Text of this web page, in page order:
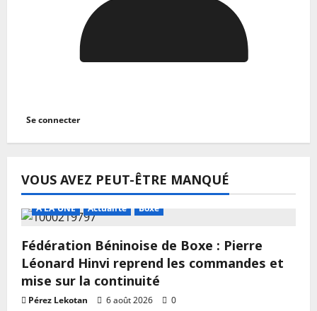
Se connecter
VOUS AVEZ PEUT-ÊTRE MANQUÉ
A LA UNE Actualité Boxe
Fédération Béninoise de Boxe : Pierre
Léonard Hinvi reprend les commandes et
mise sur la continuité
Pérez Lekotan 6 août 2026
0